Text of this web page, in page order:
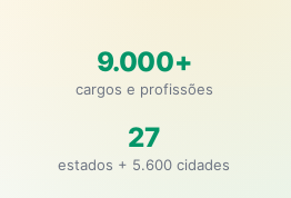
9.000+
cargos e profissões
27
estados + 5.600 cidades